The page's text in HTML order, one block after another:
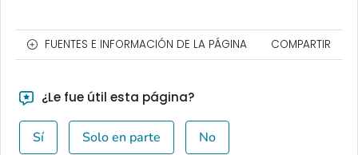
FUENTES E INFORMACIÓN DE LA PÁGINA COMPARTIR
¿Le fue útil esta página?
Sí Solo en parte No